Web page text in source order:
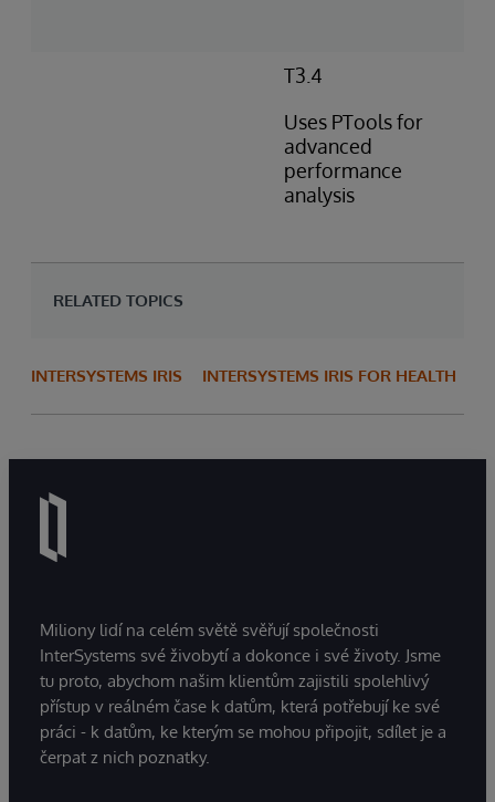
T3.4
Uses PTools for
advanced
performance
analysis
RELATED TOPICS
INTERSYSTEMS IRIS INTERSYSTEMS IRIS FOR HEALTH
Miliony lidí na celém světě svěřují společnosti
InterSystems své živobytí a dokonce i své životy. Jsme
tu proto, abychom našim klientům zajistili spolehlivý
přístup v reálném čase k datům, která potřebují ke své
práci - k datům, ke kterým se mohou připojit, sdílet je a
čerpat z nich poznatky.